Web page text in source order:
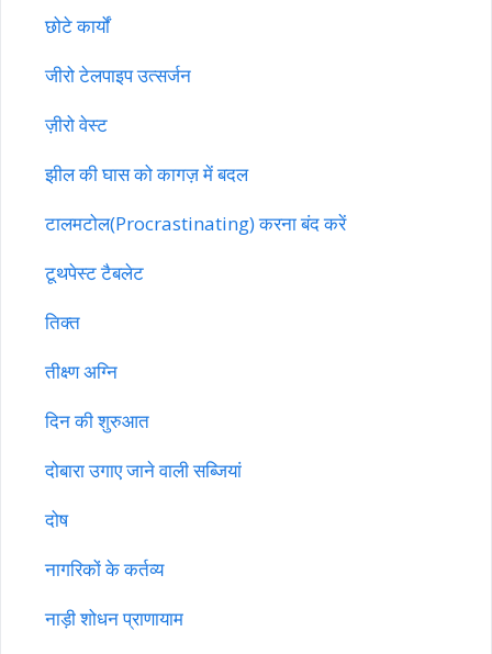
छोटे कार्यों
जीरो टेलपाइप उत्सर्जन
ज़ीरो वेस्ट
झील की घास को कागज़ में बदल
टालमटोल(Procrastinating) करना बंद करें
टूथपेस्ट टैबलेट
तिक्त
तीक्ष्ण अग्नि
दिन की शुरुआत
दोबारा उगाए जाने वाली सब्जियां
दोष
नागरिकों के कर्तव्य
नाड़ी शोधन प्राणायाम